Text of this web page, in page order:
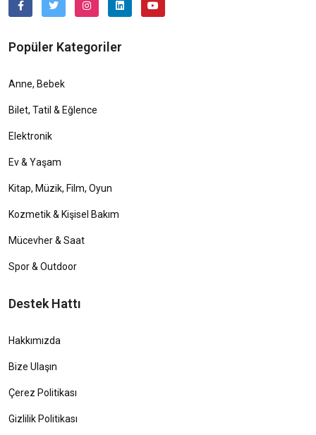
Popüler Kategoriler
Anne, Bebek
Bilet, Tatil & Eğlence
Elektronik
Ev & Yaşam
Kitap, Müzik, Film, Oyun
Kozmetik & Kişisel Bakım
Mücevher & Saat
Spor & Outdoor
Destek Hattı
Hakkımızda
Bize Ulaşın
Çerez Politikası
Gizlilik Politikası